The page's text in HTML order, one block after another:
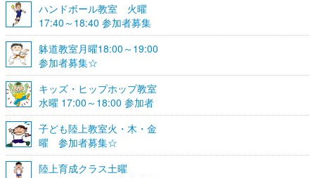
ハンドボール教室 火曜
17:40～18:40 参加者募集
☆
躰道教室月曜18:00～19:00
参加者募集☆
キッズ・ヒップホップ教室
水曜 17:00～18:00 参加者
募集☆
子ども陸上教室火・木・金
曜 参加者募集☆
陸上育成クラス土曜